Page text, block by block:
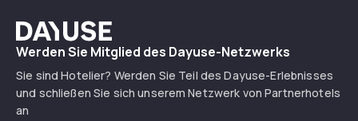
Dayuse
Werden Sie Mitglied des Dayuse-Netzwerks
Sie sind Hotelier? Werden Sie Teil des Dayuse-Erlebnisses
und schließen Sie sich unserem Netzwerk von Partnerhotels
an